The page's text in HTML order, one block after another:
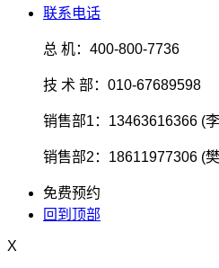
联系电话
总 机：400-800-7736
技 术 部：010-67689598
销售部1：13463616366 (
销售部2：18611977306 (
免费预约
回到顶部
X